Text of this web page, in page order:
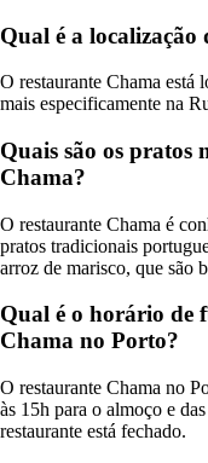
Qual é a
O restaurante Chama está
mais especificamente na
Quais são os pratos
Chama?
O restaurante Chama é
pratos tradicionais
arroz de marisco, que são
Qual é o horário de
Chama no Porto?
O restaurante Chama no
às 15h para o almoço e
restaurante está fechado.